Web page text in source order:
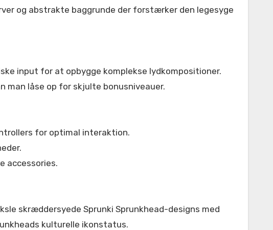
og abstrakte baggrunde der forstærker den legesyge
input for at opbygge komplekse lydkompositioner.
man låse op for skjulte bonusniveauer.
for optimal interaktion.
accessories.
skræddersyede Sprunki Sprunkhead-designs med
kulturelle ikonstatus.